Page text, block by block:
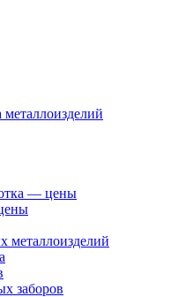
— цены
металлоизделий
заборов